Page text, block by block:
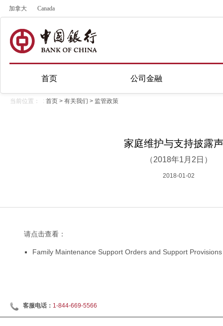
加拿大 Canada
首页 公司金融
当前位置： : 首页 > 有关我们 > 监管政策
家庭维护与支持披露
（2018年1月2日）
2018-01-02
请点击查看：
Family Maintenance Support Orders and Support
客服电话： 1-844-669-5566